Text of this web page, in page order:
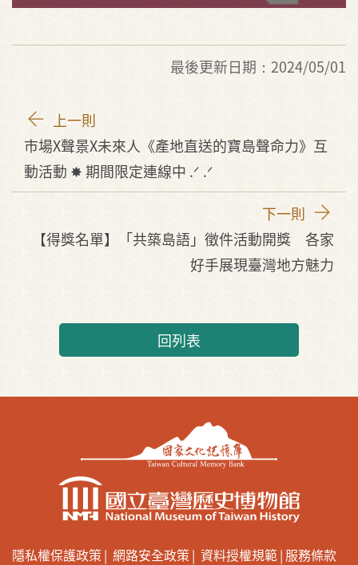
最後更新日期：2024/05/01
上一則
市場X聲景X未來人《產地直送的寶島聲命力》互
動活動 ✸ 期間限定連線中 .ᐟ .ᐟ
下一則
【得獎名單】「共築島語」徵件活動開獎 各家
好手展現臺灣地方魅力
回列表
隱私權保護政策 網路安全政策 資料授權規範 服務條款